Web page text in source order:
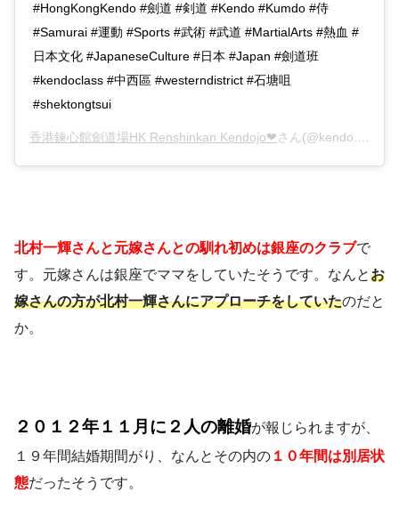
#HongKongKendo #劍道 #剣道 #Kendo #Kumdo #侍
#Samurai #運動 #Sports #武術 #武道 #MartialArts #熱血 #
日本文化 #JapaneseCulture #日本 #Japan #劍道班
#kendoclass #中西區 #westerndistrict #石塘咀
#shektongtsui
香港鍊心館劍道場HK Renshinkan Kendojo❤さん(@kendo.renshinkan)がシェアした投稿 –
北村一輝さんと元嫁さんとの馴れ初めは銀座のクラブで
す。元嫁さんは銀座でママをしていたそうです。なんとお
嫁さんの方が北村一輝さんにアプローチをしていたのだと
か。
２０１２年１１月に２人の離婚が報じられますが、
１９年間結婚期間がり、なんとその内の １０年間は別居状
態だったそうです。